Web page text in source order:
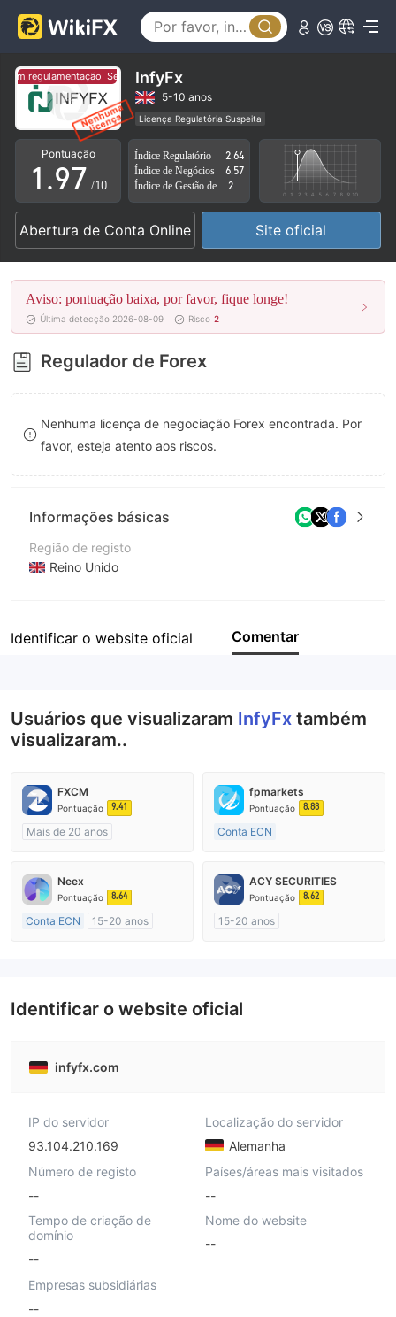
Sem regulamentação Sem regulamentação
InfyFx
5-10 anos
Licença Regulatória Suspeita
Região de negócios suspeita
Risco potencial alto
Pontuação
0
1
2
3
4
5
6
7
8
9
.
5
6
7
8
9
3
4
5
6
7
8
9
/10
Índice Regulatório
2.64
Índice de Negócios
6.57
Abertura de Conta Online Site oficial
Aviso: pontuação baixa, por favor, fique longe!
Última detecção 2026-08-09 Risco 2
Regulador de Forex
Nenhuma licença de negociação Forex encontrada. Por
favor, esteja atento aos riscos.
Informações básicas
Região de registo
Reino Unido
Empresa
Identificar o website oficial Comentar
Usuários que visualizaram InfyFx também
visualizaram..
FXCM
Pontuação 9.41
Mais de 20 anos
Market Marketing (MM)
Etiqueta principal MT4
fpmarkets
Pontuação 8.88
Conta ECN
Austrália Regulamento
Market Marketing (MM)
Neex
Pontuação 8.64
Conta ECN
15-20 anos
ACY SECURITIES
Pontuação 8.62
15-20 anos
Identificar o website oficial
infyfx.com
IP do servidor
93.104.210.169
Localização do servidor
Alemanha
Número de registo
--
Países/áreas mais visitados
--
Tempo de criação de
domínio
--
Nome do website
--
Empresas subsidiárias
--